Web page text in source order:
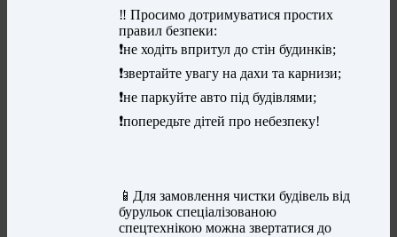
‼️ Просимо дотримуватися простих
правил безпеки:
❗️не ходіть впритул до стін будинків;
❗️звертайте увагу на дахи та карнизи;
❗️не паркуйте авто під будівлями;
❗️попередьте дітей про небезпеку!
📱Для замовлення чистки будівель від
бурульок спеціалізованою
спецтехнікою можна звертатися до